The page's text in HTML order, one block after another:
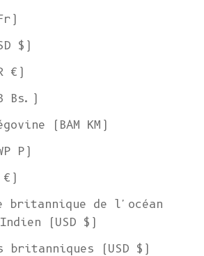
$)
€)
Bs.)
(BAM КМ)
P)
€)
de l'océan
Indien (USD $)
britanniques (USD $)